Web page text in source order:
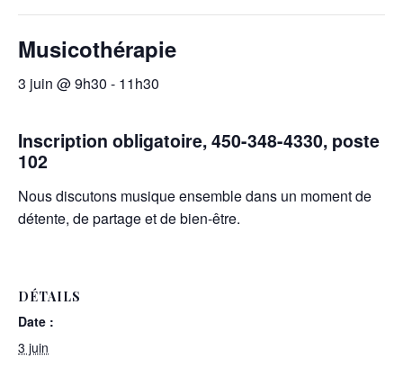
Musicothérapie
3 juin @ 9h30 - 11h30
Inscription obligatoire, 450-348-4330, poste
102
Nous discutons musique ensemble dans un moment de
détente, de partage et de bien-être.
DÉTAILS
Date :
3 juin